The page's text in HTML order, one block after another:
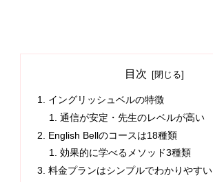
目次
イングリッシュベルの特徴
通信が安定・先生のレベルが高い
English Bellのコースは18種類
効果的に学べるメソッド3種類
料金プランはシンプルでわかりやすい